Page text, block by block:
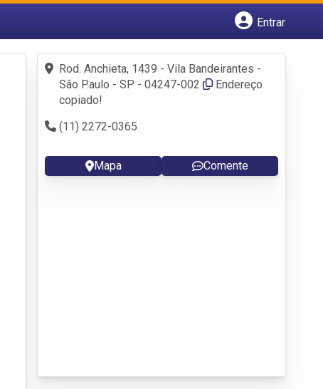
Entrar
Fazer login
Criar conta
Rod. Anchieta, 1439 - Vila Bandeirantes -
São Paulo - SP - 04247-002
Endereço
copiado!
(11) 2272-0365
Mapa Comente